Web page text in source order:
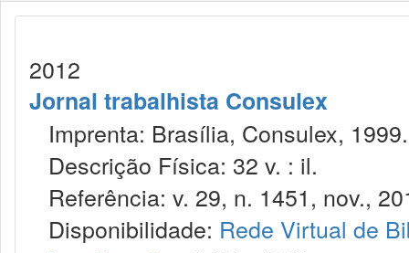
2012
Jornal trabalhista Consulex
Imprenta: Brasília, Consulex, 1999.
Descrição Física: 32 v. : il.
Referência: v. 29, n. 1451, nov.,
Disponibilidade: Rede Virtual de